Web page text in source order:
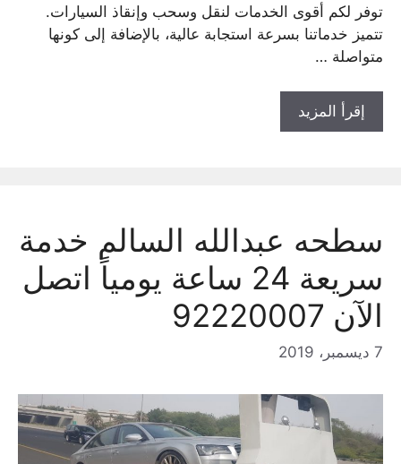
توفر لكم أقوى الخدمات لنقل وسحب وإنقاذ السيارات.
تتميز خدماتنا بسرعة استجابة عالية، بالإضافة إلى كونها
متواصلة …
إقرأ المزيد
سطحه عبدالله السالم خدمة
سريعة 24 ساعة يومياً اتصل
الآن 92220007